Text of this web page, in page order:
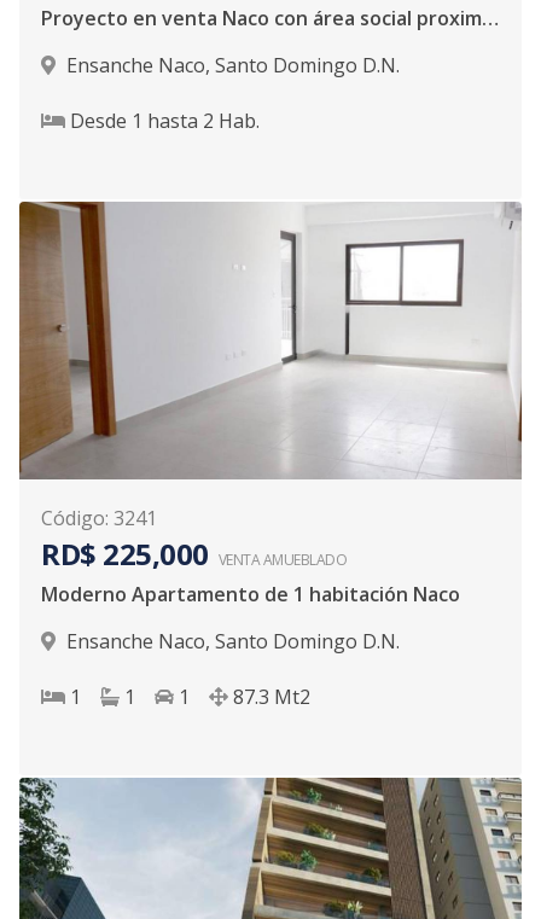
Proyecto en venta Naco con área social proximo a entregarse
Ensanche Naco, Santo Domingo D.N.
Desde 1 hasta 2 Hab.
Código: 3241
RD$ 225,000 VENTA AMUEBLADO
Moderno Apartamento de 1 habitación Naco
Ensanche Naco, Santo Domingo D.N.
1 1 1 87.3 Mt2